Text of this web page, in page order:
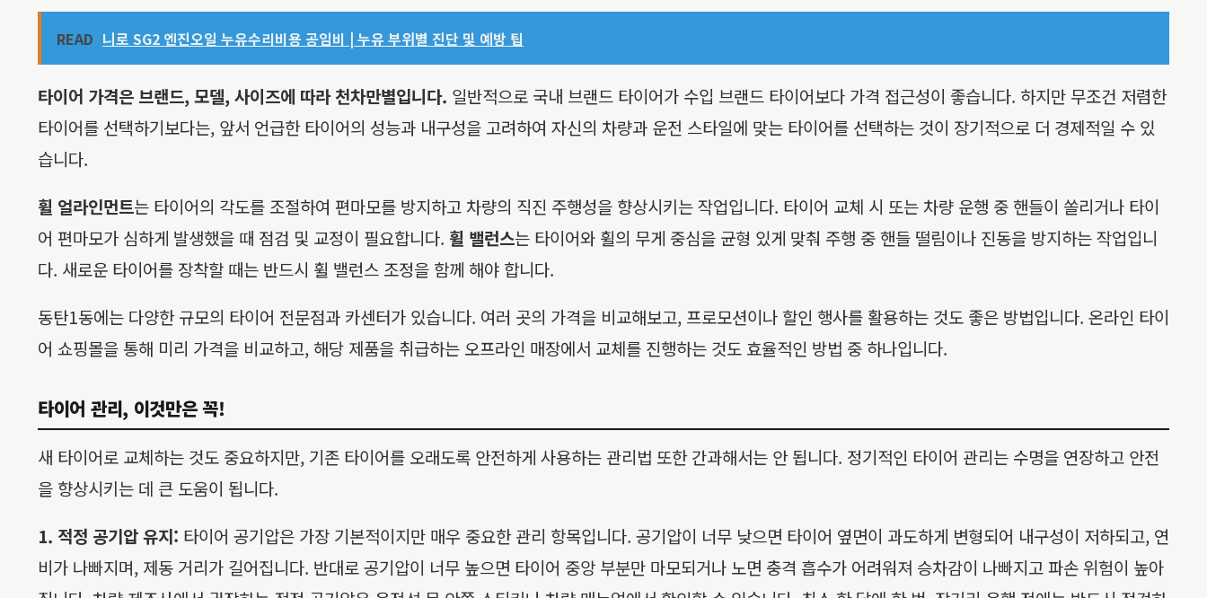
READ 니로 SG2 엔진오일 누유수리비용 공임비 | 누유 부위별 진단 및 예방 팁
타이어 가격은 브랜드, 모델, 사이즈에 따라 천차만별입니다. 일반적으로 국내 브랜드 타이어가 수입 브랜드 타이어보다 가격 접근성이 좋습니다. 하지만 무조건 저렴한
타이어를 선택하기보다는, 앞서 언급한 타이어의 성능과 내구성을 고려하여 자신의 차량과 운전 스타일에 맞는 타이어를 선택하는 것이 장기적으로 더 경제적일 수 있
습니다.
휠 얼라인먼트는 타이어의 각도를 조절하여 편마모를 방지하고 차량의 직진 주행성을 향상시키는 작업입니다. 타이어 교체 시 또는 차량 운행 중 핸들이 쏠리거나 타이
어 편마모가 심하게 발생했을 때 점검 및 교정이 필요합니다. 휠 밸런스는 타이어와 휠의 무게 중심을 균형 있게 맞춰 주행 중 핸들 떨림이나 진동을 방지하는 작업입니
다. 새로운 타이어를 장착할 때는 반드시 휠 밸런스 조정을 함께 해야 합니다.
동탄1동에는 다양한 규모의 타이어 전문점과 카센터가 있습니다. 여러 곳의 가격을 비교해보고, 프로모션이나 할인 행사를 활용하는 것도 좋은 방법입니다. 온라인 타이
어 쇼핑몰을 통해 미리 가격을 비교하고, 해당 제품을 취급하는 오프라인 매장에서 교체를 진행하는 것도 효율적인 방법 중 하나입니다.
타이어 관리, 이것만은 꼭!
새 타이어로 교체하는 것도 중요하지만, 기존 타이어를 오래도록 안전하게 사용하는 관리법 또한 간과해서는 안 됩니다. 정기적인 타이어 관리는 수명을 연장하고 안전
을 향상시키는 데 큰 도움이 됩니다.
1. 적정 공기압 유지: 타이어 공기압은 가장 기본적이지만 매우 중요한 관리 항목입니다. 공기압이 너무 낮으면 타이어 옆면이 과도하게 변형되어 내구성이 저하되고, 연
비가 나빠지며, 제동 거리가 길어집니다. 반대로 공기압이 너무 높으면 타이어 중앙 부분만 마모되거나 노면 충격 흡수가 어려워져 승차감이 나빠지고 파손 위험이 높아